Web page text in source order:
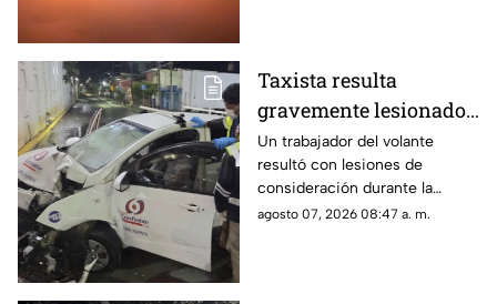
Taxista resulta
gravemente lesionado
tras estrellarse contra
un puente en el
libramiento
Un trabajador del volante
resultó con lesiones de
consideración durante la
madrugada de este viernes,
agosto 07, 2026 08:47 a. m.